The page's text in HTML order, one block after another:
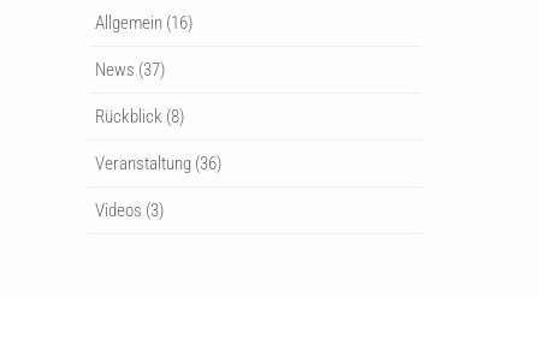
Allgemein (16)
News (37)
Rückblick (8)
Veranstaltung (36)
Videos (3)